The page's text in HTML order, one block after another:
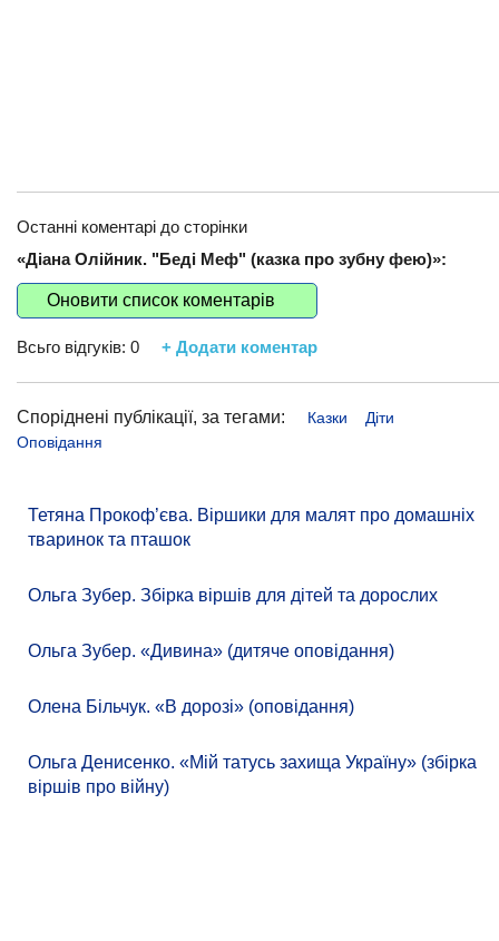
Останні коментарі до сторінки
«Діана Олійник. "Беді Меф" (казка про зубну фею)»:
Оновити список коментарів
Всьго відгуків: 0 + Додати коментар
Споріднені публікації, за тегами: Казки
Діти
Оповідання
Тетяна Прокоф’єва. Віршики для малят про домашніх
тваринок та пташок
Ольга Зубер. Збірка віршів для дітей та дорослих
Ольга Зубер. «Дивина» (дитяче оповідання)
Олена Більчук. «В дорозі» (оповідання)
Ольга Денисенко. «Мій татусь захища Україну» (збірка
віршів про війну)